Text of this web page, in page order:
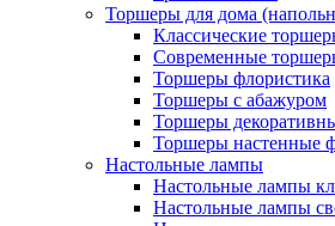
Торшеры для дома
Классические
Современные
Торшеры флористика
Торшеры с абажуром
Торшеры
Торшеры настенные
Настольные лампы
Настольные лампы
Настольные лампы